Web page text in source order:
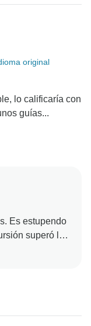
el tiempo libre y
oír que tu
fue dispar, y
fue
viaje. Si tienes
original
lo calificaría con
guías...
Es estupendo
superó las
guías